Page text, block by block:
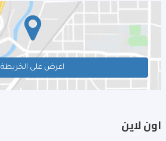
اعرض على الخريطة
اون لاين